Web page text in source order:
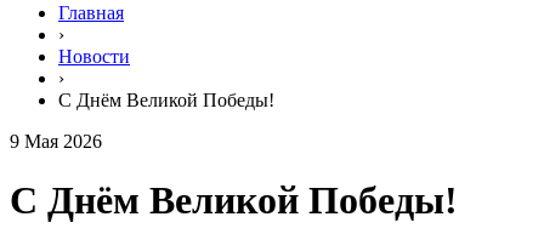
Главная
›
Новости
›
С Днём Великой Победы!
9 Мая 2026
С Днём Великой Победы!